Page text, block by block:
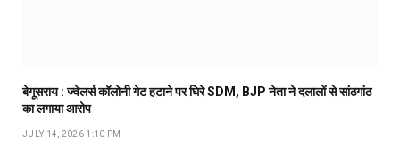
बेगूसराय : ज्वेलर्स कॉलोनी गेट हटाने पर घिरे SDM, BJP नेता ने दलालों से सांठगांठ
का लगाया आरोप
JULY 14, 2026 1:10 PM